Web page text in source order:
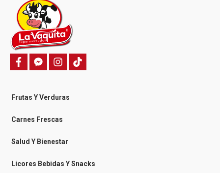
f
a
b
o
f
a
b
o
-
s
s
n
g
i
n
g
m
T
i
Frutas Y Verduras
Carnes Frescas
Salud Y Bienestar
Licores Bebidas Y Snacks